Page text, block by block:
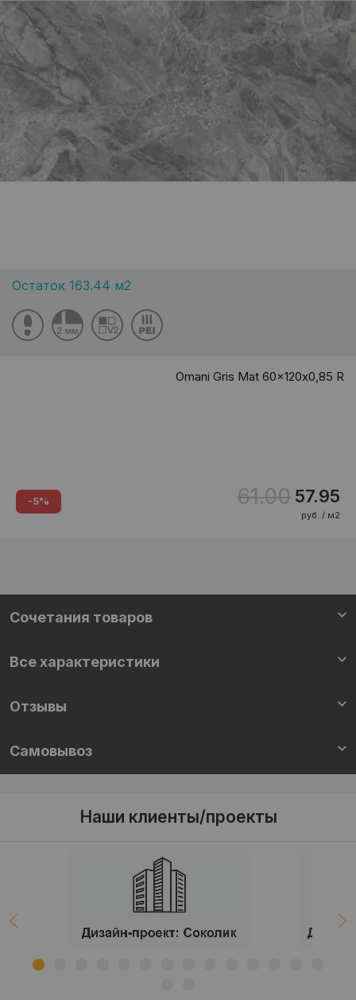
Остаток 163.44 м2
Omani Gris Mat 60x120х0,85 R
-5% 61.00 57.95
руб. / м2
Cочетания товаров
Все характеристики
Отзывы
Самовывоз
Наши клиенты/проекты